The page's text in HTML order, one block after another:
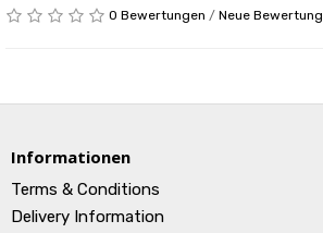
0 Bewertungen / Neue Bewertung
Informationen
Terms & Conditions
Delivery Information